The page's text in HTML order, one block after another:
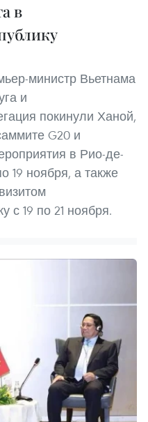
в
министр Вьетнама
и
покинули Ханой,
G20 и
в Рио-де-
19 ноября, а также
с 19 по 21 ноября.